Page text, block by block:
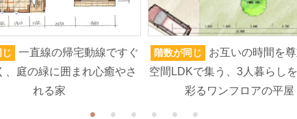
じ
一直線の帰宅動線ですぐ
、庭の緑に囲まれ心癒やさ
れる家
階数が同じ
お互いの時間を
空間LDKで集う、3人暮らし
彩るワンフロアの平屋